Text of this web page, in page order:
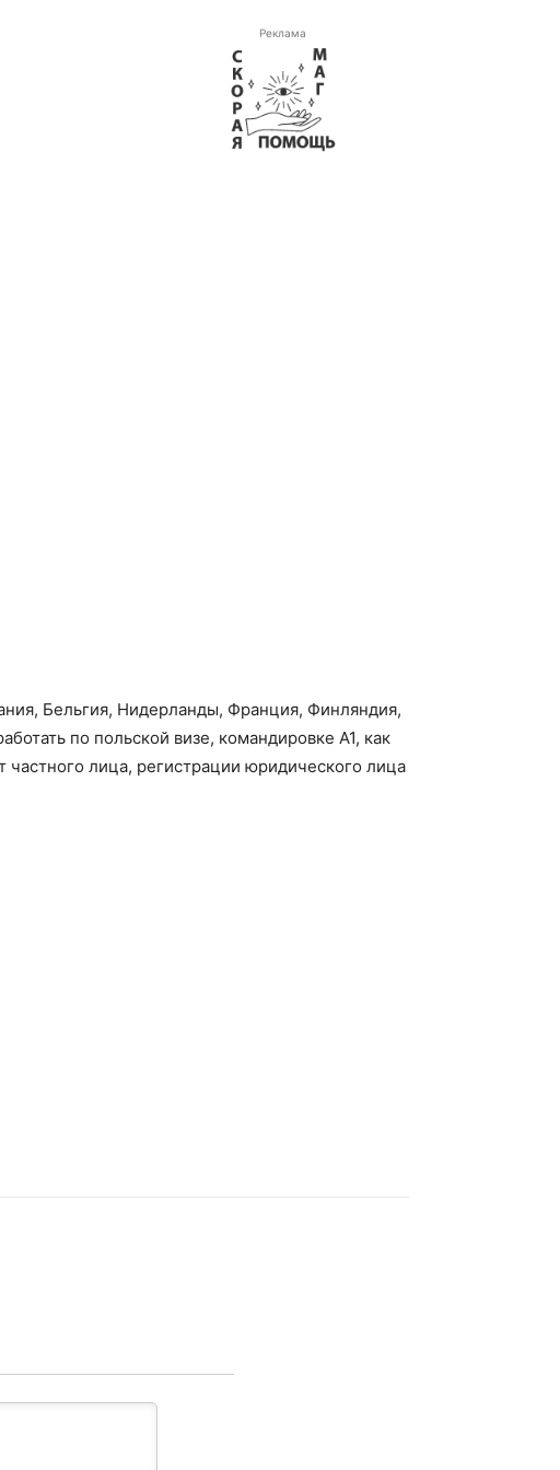
Реклама
Бельгия, Нидерланды, Франция, Финляндия,
по польской визе, командировке А1, как
лица, регистрации юридического лица